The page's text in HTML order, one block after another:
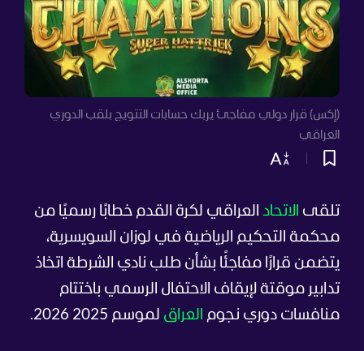
(إكس) قرار دولي مفاجئ يربك حسابات التتويج بلقب الدوري
العراقي
تلقى الاتحاد العراقي لكرة القدم خطابًا رسميًا من
محكمة التحكيم الرياضية في لوزان السويسرية،
يتضمن قرارًا مفاجئًا بشأن طلب نادي الشرطة اتخاذ
تدابير موقتة لإيقاف الاحتفال الرسمي باختتام
منافسات دوري نجوم العراق لموسم 2025 2026.